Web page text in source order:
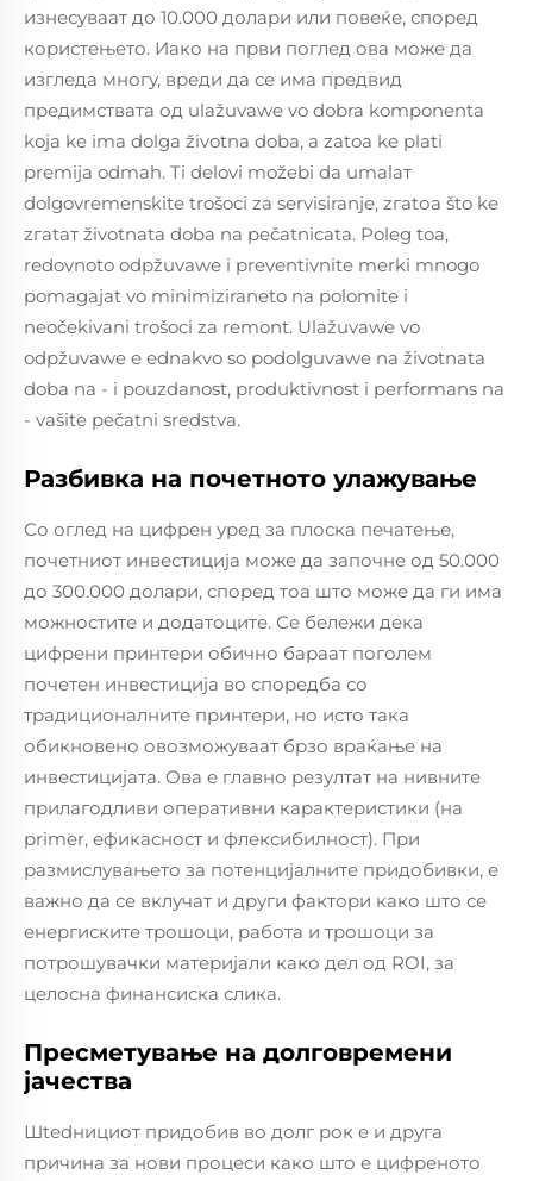
изнесуваат до 10.000 долари или повеќе, според
користењето. Иако на први поглед ова може да
изгледа многу, вреди да се има предвид
предимствата од ulažuvawe vo dobra komponenta
koja ke ima dolga životna doba, a zatoa ke plati
premija odmah. Ti delovi možebi da umalат
dolgovremenskite trošoci za servisiranje, zгatоa što ke
zгatат životnata doba na pečatnicata. Poleg toa,
redovnoto odрžuvawe i preventivnite merki mnogo
pomagajat vo minimiziraneto na polomite i
neočekivani trošoci za remont. Ulažuvawe vo
odрžuvawe e ednakvo so podolguvawe na životnata
doba na - i pouzdanost, produktivnost i performans na
- vašite pečatni sredstva.
Разбивка на почетното улажување
Со оглед на цифрен уред за плоска печатење,
почетниот инвестиција може да започне од 50.000
до 300.000 долари, според тоа што може да ги има
можностите и додатоците. Се бележи дека
цифрени принтери обично бараат поголем
почетен инвестиција во споредба со
традиционалните принтери, но исто така
обикновено овозможуваат брзо враќање на
инвестицијата. Ова е главно резултат на нивните
прилагодливи оперативни карактеристики (на
primer, ефикасност и флексибилност). При
размислувањето за потенцијалните придобивки, е
важно да се вклучат и други фактори како што се
енергиските трошоци, работа и трошоци за
потрошувачки материјали како дел од ROI, за
целосна финансиска слика.
Пресметување на долговремени
јачества
Шtedнициот придобив во долг рок е и друга
причина за нови процеси како што е цифреното